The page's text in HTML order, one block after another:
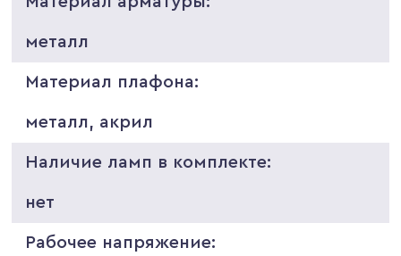
металл
Материал плафона:
металл, акрил
Наличие ламп в комплекте:
нет
Рабочее напряжение: